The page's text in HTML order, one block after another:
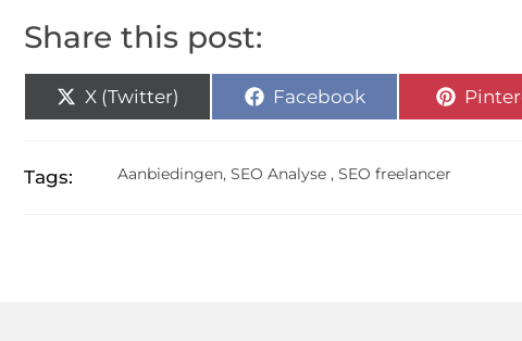
Share this post:
X (Twitter) Facebook
Tags: Aanbiedingen, SEO Analyse , SEO freelancer